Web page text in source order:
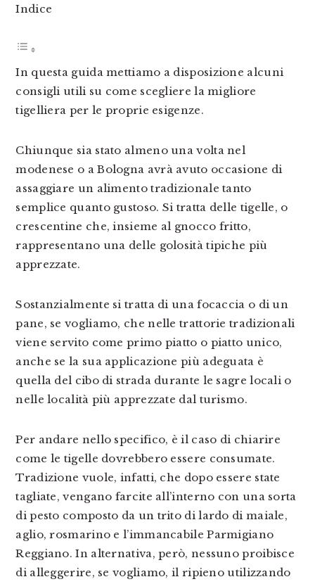
Indice
In questa guida mettiamo a disposizione alcuni
consigli utili su come scegliere la migliore
tigelliera per le proprie esigenze.
Chiunque sia stato almeno una volta nel
modenese o a Bologna avrà avuto occasione di
assaggiare un alimento tradizionale tanto
semplice quanto gustoso. Si tratta delle tigelle, o
crescentine che, insieme al gnocco fritto,
rappresentano una delle golosità tipiche più
apprezzate.
Sostanzialmente si tratta di una focaccia o di un
pane, se vogliamo, che nelle trattorie tradizionali
viene servito come primo piatto o piatto unico,
anche se la sua applicazione più adeguata è
quella del cibo di strada durante le sagre locali o
nelle località più apprezzate dal turismo.
Per andare nello specifico, è il caso di chiarire
come le tigelle dovrebbero essere consumate.
Tradizione vuole, infatti, che dopo essere state
tagliate, vengano farcite all’interno con una sorta
di pesto composto da un trito di lardo di maiale,
aglio, rosmarino e l’immancabile Parmigiano
Reggiano. In alternativa, però, nessuno proibisce
di alleggerire, se vogliamo, il ripieno utilizzando